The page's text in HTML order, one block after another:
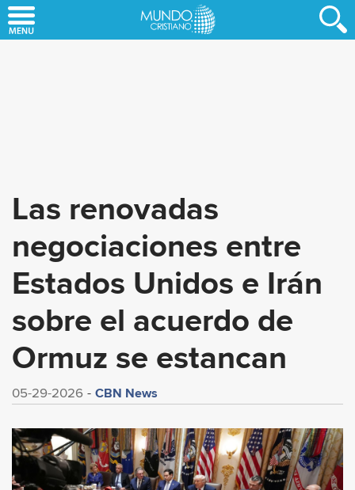
to
Las renovadas
negociaciones entre
Estados Unidos e Irán
sobre el acuerdo de
Ormuz se estancan
05-29-2026 CBN News